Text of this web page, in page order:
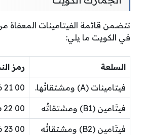
تتضمن قائمة الفيتامينات المعفاة
في الكويت ما يلي:
السلعة رمز
فيتامينات (A) ومشتقاتُها. 00 21 36 29
فيتَامين (B1) ومشتقاتُه 00 22 36 29
فيتَامين (B2) ومشتقاتُه 00 23 36 29